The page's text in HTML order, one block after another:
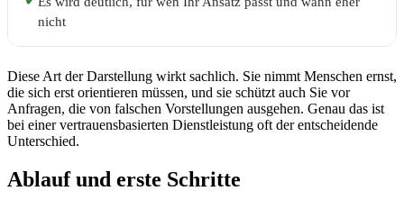
nicht
Diese Art der Darstellung wirkt sachlich. Sie nimmt Menschen ernst,
die sich erst orientieren müssen, und sie schützt auch Sie vor
Anfragen, die von falschen Vorstellungen ausgehen. Genau das ist
bei einer vertrauensbasierten Dienstleistung oft der entscheidende
Unterschied.
Ablauf und erste Schritte